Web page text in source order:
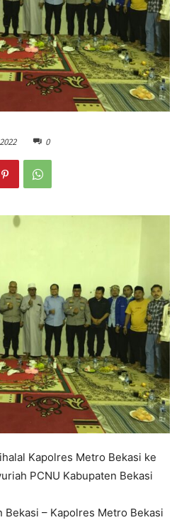
0
Kapolres Metro Bekasi ke
PCNU Kabupaten Bekasi
Bekasi – Kapolres Metro Bekasi